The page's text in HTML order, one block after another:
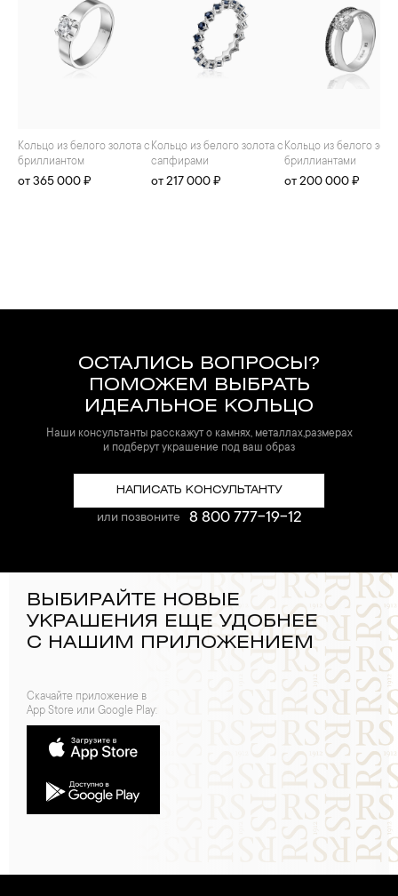
Кольцо из белого золота с
бриллиантом
от 365 000 ₽
Кольцо из белого золота с
сапфирами
от 217 000 ₽
Кольцо из белого золота с
бриллиантами
от 200 000 ₽
ОСТАЛИСЬ ВОПРОСЫ?
ПОМОЖЕМ ВЫБРАТЬ
ИДЕАЛЬНОЕ КОЛЬЦО
Наши консультанты расскажут о камнях, металлах,размерах
и подберут украшение под ваш образ
НАПИСАТЬ КОНСУЛЬТАНТУ
или позвоните 8 800 777-19-12
ВЫБИРАЙТЕ НОВЫЕ
УКРАШЕНИЯ ЕЩЕ УДОБНЕЕ
С НАШИМ ПРИЛОЖЕНИЕМ
Скачайте приложение в
App Store или Google Play: